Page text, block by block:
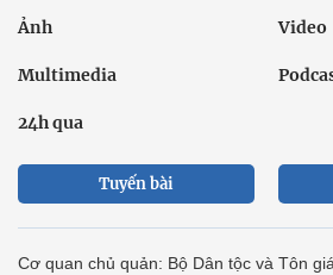
Ảnh Video
Multimedia
24h qua
Tuyến bài
Cơ quan chủ quản: Bộ Dân tộc và Tôn